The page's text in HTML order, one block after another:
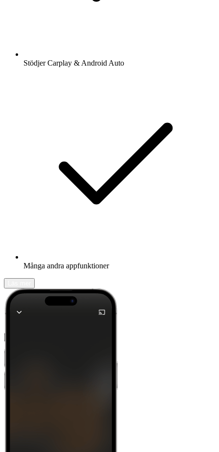
Stödjer Carplay & Android Auto
Många andra appfunktioner